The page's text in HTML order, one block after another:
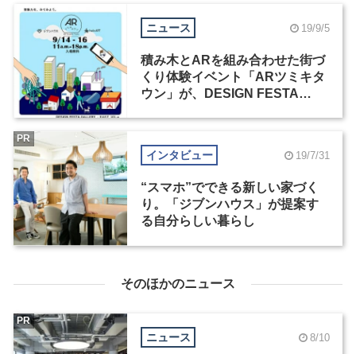
ニュース 19/9/5
積み木とARを組み合わせた街づ
くり体験イベント「ARツミキタ
ウン」が、DESIGN FESTA
インタビュー 19/7/31
“スマホ”でできる新しい家づく
り。「ジブンハウス」が提案す
る自分らしい暮らし
PR
そのほかのニュース
ニュース 8/10
PR